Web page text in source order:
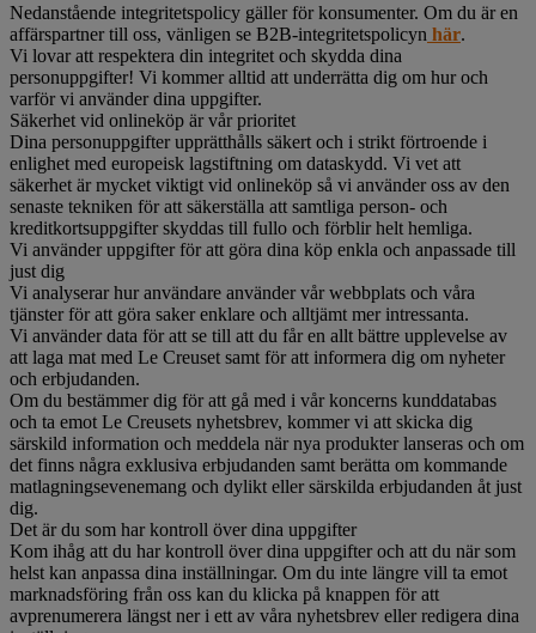
Nedanstående integritetspolicy gäller för konsumenter. Om du är en
affärspartner till oss, vänligen se B2B-integritetspolicyn här.
Vi lovar att respektera din integritet och skydda dina
personuppgifter! Vi kommer alltid att underrätta dig om hur och
varför vi använder dina uppgifter.
Säkerhet vid onlineköp är vår prioritet
Dina personuppgifter upprätthålls säkert och i strikt förtroende i
enlighet med europeisk lagstiftning om dataskydd. Vi vet att
säkerhet är mycket viktigt vid onlineköp så vi använder oss av den
senaste tekniken för att säkerställa att samtliga person- och
kreditkortsuppgifter skyddas till fullo och förblir helt hemliga.
Vi använder uppgifter för att göra dina köp enkla och anpassade till
just dig
Vi analyserar hur användare använder vår webbplats och våra
tjänster för att göra saker enklare och alltjämt mer intressanta.
Vi använder data för att se till att du får en allt bättre upplevelse av
att laga mat med Le Creuset samt för att informera dig om nyheter
och erbjudanden.
Om du bestämmer dig för att gå med i vår koncerns kunddatabas
och ta emot Le Creusets nyhetsbrev, kommer vi att skicka dig
särskild information och meddela när nya produkter lanseras och om
det finns några exklusiva erbjudanden samt berätta om kommande
matlagningsevenemang och dylikt eller särskilda erbjudanden åt just
dig.
Det är du som har kontroll över dina uppgifter
Kom ihåg att du har kontroll över dina uppgifter och att du när som
helst kan anpassa dina inställningar. Om du inte längre vill ta emot
marknadsföring från oss kan du klicka på knappen för att
avprenumerera längst ner i ett av våra nyhetsbrev eller redigera dina